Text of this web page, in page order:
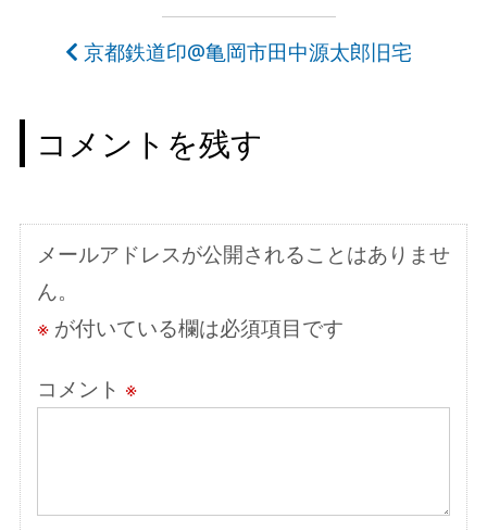
ビ
ゲ
シ
ョ
ン
京都鉄道印@亀岡市田中源太郎旧宅
コメントを残す
メールアドレスが公開されることはありませ
ん。
※が付いている欄は必須項目です
コメント ※